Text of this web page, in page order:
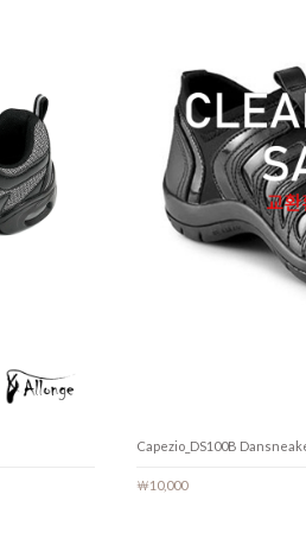
Capezio_DS100B
￦10,000